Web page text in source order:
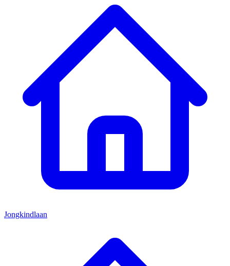
Jongkindlaan